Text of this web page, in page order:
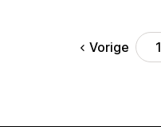
Vorige 1